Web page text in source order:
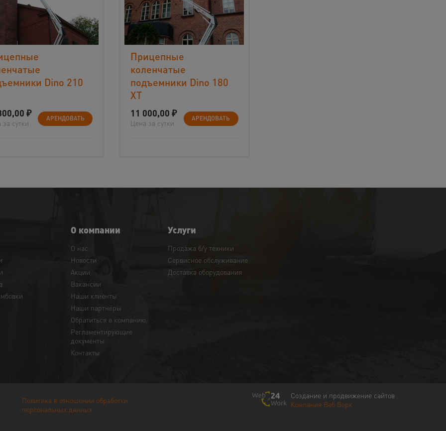
Dino 210
₽
сутки
АРЕНДОВАТЬ
Прицепные
коленчатые
подъемники Dino 180
XT
11 000,00 ₽
Цена за сутки
АРЕНДОВАТЬ
О компании
О нас
Новости
Акции
Вакансии
Наши клиенты
Наши партнёры
Обратиться в компанию
Регламентирующие
документы
Контакты
Услуги
Продажа б/у техники
Сервисное обслуживание
Доставка оборудования
Политика в отношении обработки
персональных данных
Создание и продвижение сайтов
Компания Веб Ворк